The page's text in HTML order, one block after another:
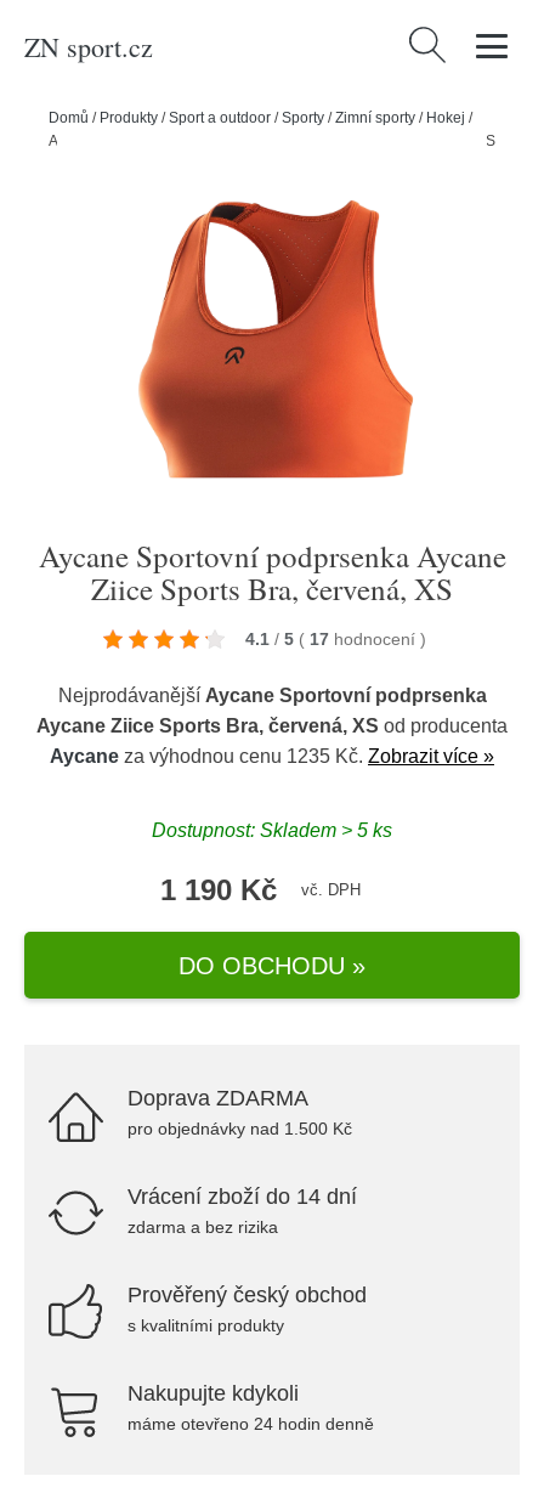
ZN sport.cz Vyhledávání
Domů / Produkty /Sport a outdoor /Sporty /Zimní sporty / Hokej /
Aycane Sportovní podprsenka Aycane Ziice Sports Bra, červená, XS
Aycane Sportovní podprsenka Aycane
Ziice Sports Bra, červená, XS
4.1 / 5 ( 17 hodnocení )
Nejprodávanější Aycane Sportovní podprsenka
Aycane Ziice Sports Bra, červená, XS od producenta
Aycane za výhodnou cenu 1235 Kč. Zobrazit více »
Dostupnost: Skladem > 5 ks
1 190 Kč vč. DPH
DO OBCHODU »
Doprava ZDARMA
pro objednávky nad 1.500 Kč
Vrácení zboží do 14 dní
zdarma a bez rizika
Prověřený český obchod
s kvalitními produkty
Nakupujte kdykoli
máme otevřeno 24 hodin denně